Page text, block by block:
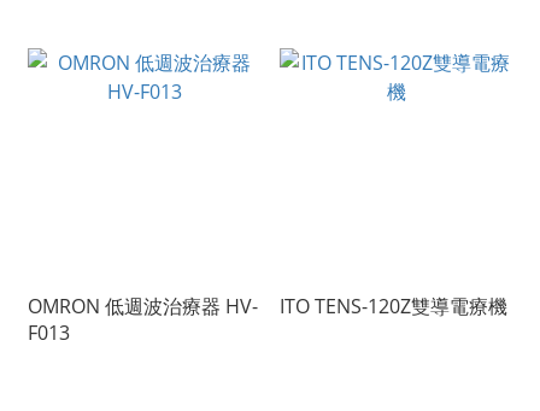
OMRON 低週波治療器 HV-
F013
ITO TENS-120Z雙導電療機